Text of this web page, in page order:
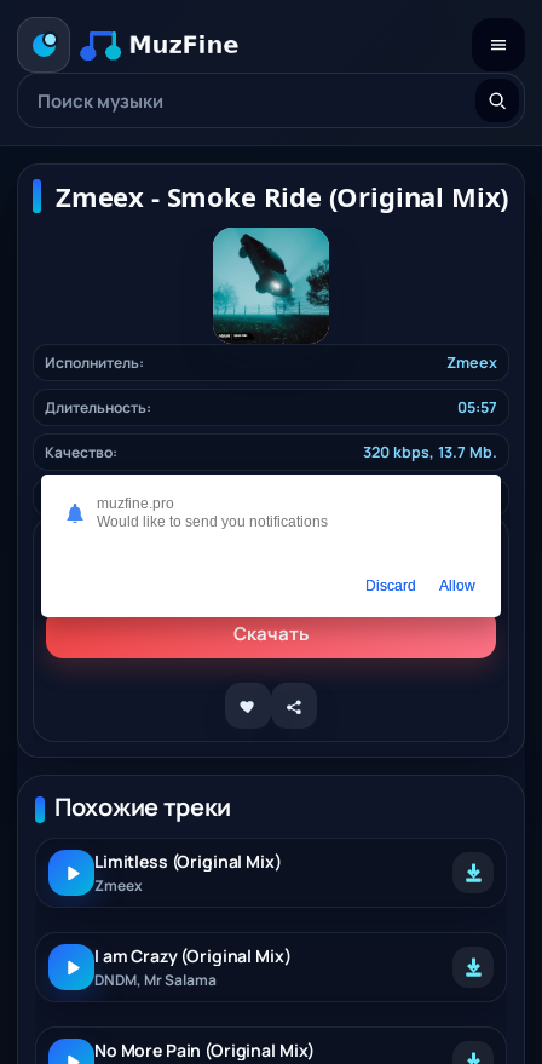
Zmeex - Smoke Ride (Original Mix)
Исполнитель: Zmeex
Длительность: 05:57
Качество: 320 kbps, 13.7 Mb.
Скачать
Похожие треки
Limitless (Original Mix)
Zmeex
I am Crazy (Original Mix)
DNDM, Mr Salama
No More Pain (Original Mix)
muzfine.pro
Would like to send you notifications
Discard Allow